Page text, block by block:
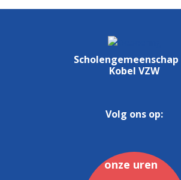
Kobel VZW
Volg ons op:
onze uren